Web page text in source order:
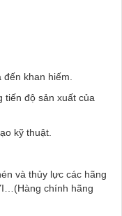
khan hiếm.
tiến độ sản xuất của
kỹ thuật.
và thủy lực các hãng
chính hãng